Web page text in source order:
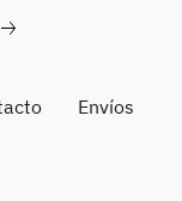
Envíos